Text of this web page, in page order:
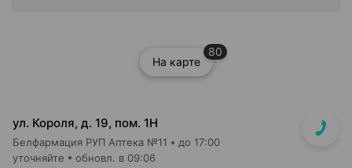
На карте
80
ул. Короля, д. 19, пом. 1Н
Белфармация РУП Аптека №11 до 17:00
уточняйте обновл. в 09:06